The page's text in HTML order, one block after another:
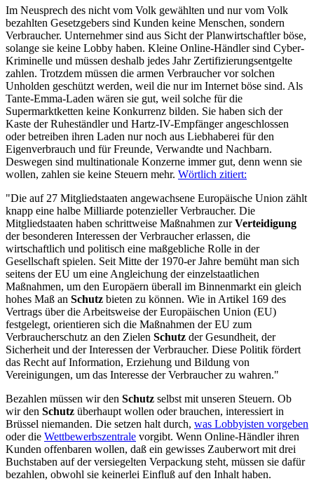
Im Neusprech des nicht vom Volk gewählten und nur vom Volk
bezahlten Gesetzgebers sind Kunden keine Menschen, sondern
Verbraucher. Unternehmer sind aus Sicht der Planwirtschaftler böse,
solange sie keine Lobby haben. Kleine Online-Händler sind Cyber-
Kriminelle und müssen deshalb jedes Jahr Zertifizierungsentgelte
zahlen. Trotzdem müssen die armen Verbraucher vor solchen
Unholden geschützt werden, weil die nur im Internet böse sind. Als
Tante-Emma-Laden wären sie gut, weil solche für die
Supermarktketten keine Konkurrenz bilden. Sie haben sich der
Kaste der Ruheständler und Hartz-IV-Empfänger angeschlossen
oder betreiben ihren Laden nur noch aus Liebhaberei für den
Eigenverbrauch und für Freunde, Verwandte und Nachbarn.
Deswegen sind multinationale Konzerne immer gut, denn wenn sie
wollen, zahlen sie keine Steuern mehr. Wörtlich zitiert:
"Die auf 27 Mitgliedstaaten angewachsene Europäische Union zählt
knapp eine halbe Milliarde potenzieller Verbraucher. Die
Mitgliedstaaten haben schrittweise Maßnahmen zurVerteidigung
der besonderen Interessen der Verbraucher erlassen, die
wirtschaftlich und politisch eine maßgebliche Rolle in der
Gesellschaft spielen. Seit Mitte der 1970-er Jahre bemüht man sich
seitens der EU um eine Angleichung der einzelstaatlichen
Maßnahmen, um den Europäern überall im Binnenmarkt ein gleich
hohes Maß an Schutz bieten zu können. Wie in Artikel 169 des
Vertrags über die Arbeitsweise der Europäischen Union (EU)
festgelegt, orientieren sich die Maßnahmen der EU zum
Verbraucherschutz an den Zielen Schutz der Gesundheit, der
Sicherheit und der Interessen der Verbraucher. Diese Politik fördert
das Recht auf Information, Erziehung und Bildung von
Vereinigungen, um das Interesse der Verbraucher zu wahren."
Bezahlen müssen wir den Schutz selbst mit unseren Steuern. Ob
wir den Schutz überhaupt wollen oder brauchen, interessiert in
Brüssel niemanden. Die setzen halt durch, was Lobbyisten vorgeben
oder die Wettbewerbszentrale vorgibt. Wenn Online-Händler ihren
Kunden offenbaren wollen, daß ein gewisses Zauberwort mit drei
Buchstaben auf der versiegelten Verpackung steht, müssen sie dafür
bezahlen, obwohl sie keinerlei Einfluß auf den Inhalt haben.